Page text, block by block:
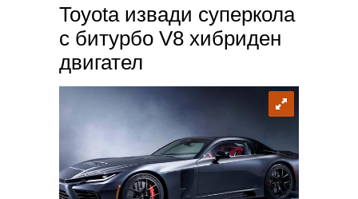
Toyota извади суперкола
с битурбо V8 хибриден
двигател